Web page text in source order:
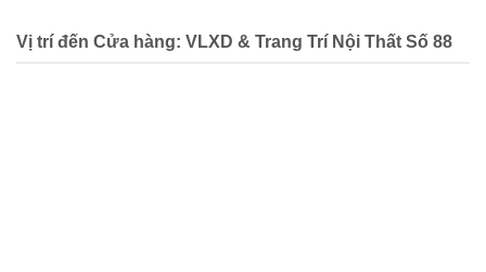
Vị trí đến Cửa hàng: VLXD & Trang Trí Nội Thất Số 88